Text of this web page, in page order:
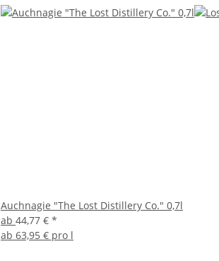
Auchnagie "The Lost Distillery Co." 0,7l
ab 44,77 € *
ab 63,95 € pro l